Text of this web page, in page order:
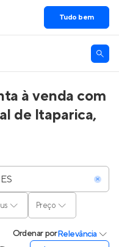
Tudo bem
à venda com
de Itaparica,
Preço
OrdenarporRelevância